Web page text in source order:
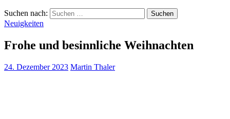
Suchen nach:
Neuigkeiten
Frohe und besinnliche Weihnachten
24. Dezember 2023 Martin Thaler